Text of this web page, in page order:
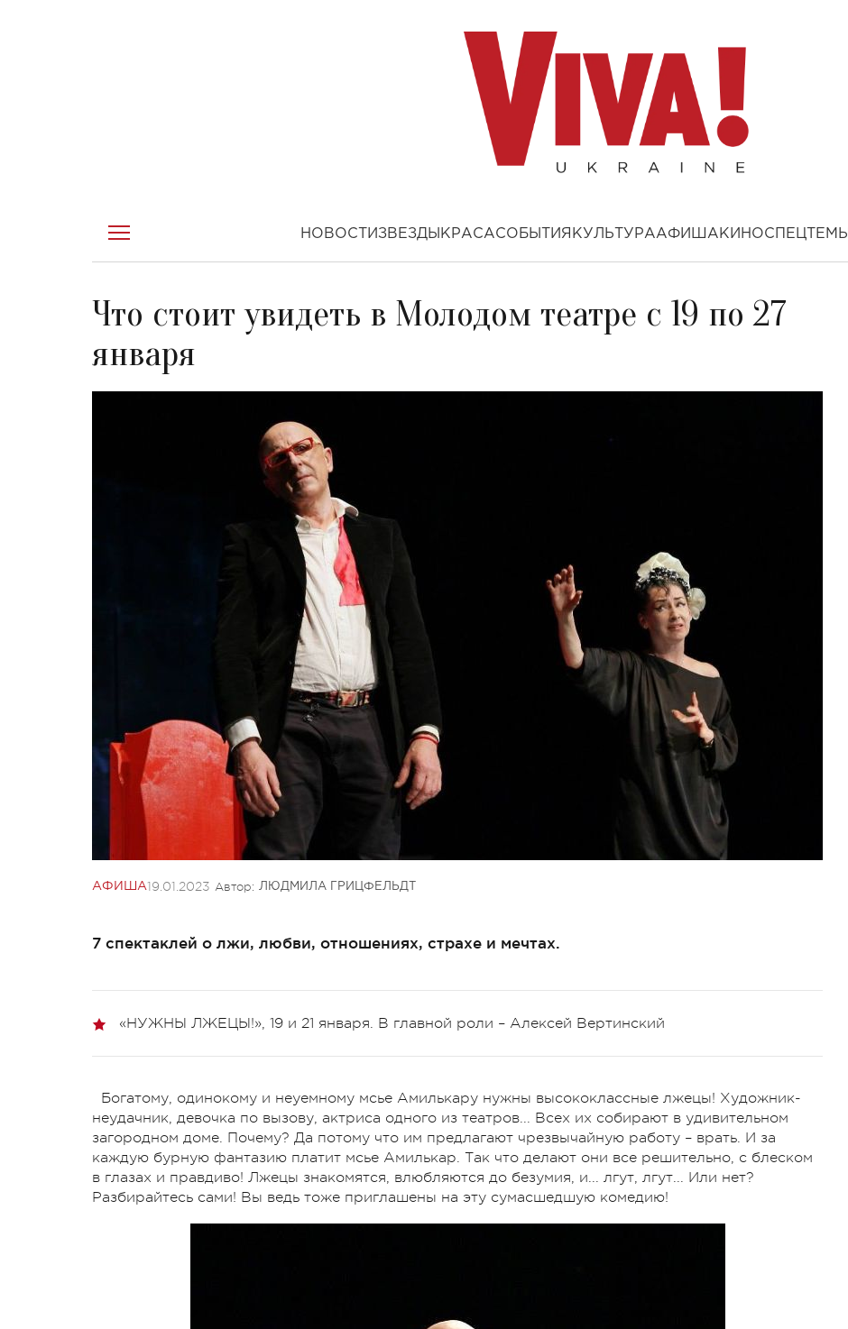
НОВОСТИ ЗВЕЗДЫ КРАСАСОБЫТИЯ КУЛЬТУРААФИША КИНОСПЕЦТЕМЫ
Что стоит увидеть в Молодом театре с 19 по 27
января
АФИША19.01.2023 Автор: ЛЮДМИЛА ГРИЦФЕЛЬДТ
7 спектаклей о лжи, любви, отношениях, страхе и мечтах.
«НУЖНЫ ЛЖЕЦЫ!», 19 и 21 января. В главной роли – Алексей Вертинский
Богатому, одинокому и неуемному мсье Амилькару нужны высококлассные лжецы! Художник-
неудачник, девочка по вызову, актриса одного из театров... Всех их собирают в удивительном
загородном доме. Почему? Да потому что им предлагают чрезвычайную работу – врать. И за
каждую бурную фантазию платит мсье Амилькар. Так что делают они все решительно, с блеском
в глазах и правдиво! Лжецы знакомятся, влюбляются до безумия, и... лгут, лгут... Или нет?
Разбирайтесь сами! Вы ведь тоже приглашены на эту сумасшедшую комедию!